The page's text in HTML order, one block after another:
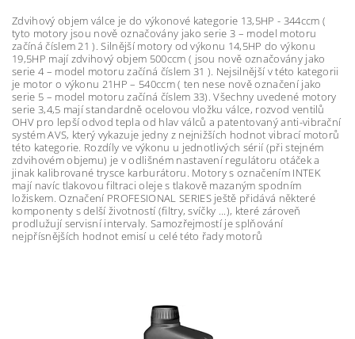
Zdvihový objem válce je do výkonové kategorie 13,5HP - 344ccm (
tyto motory jsou nově označovány jako serie 3 – model motoru
začíná číslem 21 ). Silnější motory od výkonu 14,5HP do výkonu
19,5HP mají zdvihový objem 500ccm ( jsou nově označovány jako
serie 4 – model motoru začíná číslem 31 ). Nejsilnější v této kategorii
je motor o výkonu 21HP – 540ccm ( ten nese nově označení jako
serie 5 – model motoru začíná číslem 33). Všechny uvedené motory
serie 3,4,5 mají standardně ocelovou vložku válce, rozvod ventilů
OHV pro lepší odvod tepla od hlav válců a patentovaný anti-vibrační
systém AVS, který vykazuje jedny z nejnižších hodnot vibrací motorů
této kategorie. Rozdíly ve výkonu u jednotlivých sérií (při stejném
zdvihovém objemu) je v odlišném nastavení regulátoru otáček a
jinak kalibrované trysce karburátoru. Motory s označením INTEK
mají navíc tlakovou filtraci oleje s tlakově mazaným spodním
ložiskem. Označení PROFESIONAL SERIES ještě přidává některé
komponenty s delší životností (filtry, svíčky ...), které zároveň
prodlužují servisní intervaly. Samozřejmostí je splňování
nejpřísnějších hodnot emisí u celé této řady motorů